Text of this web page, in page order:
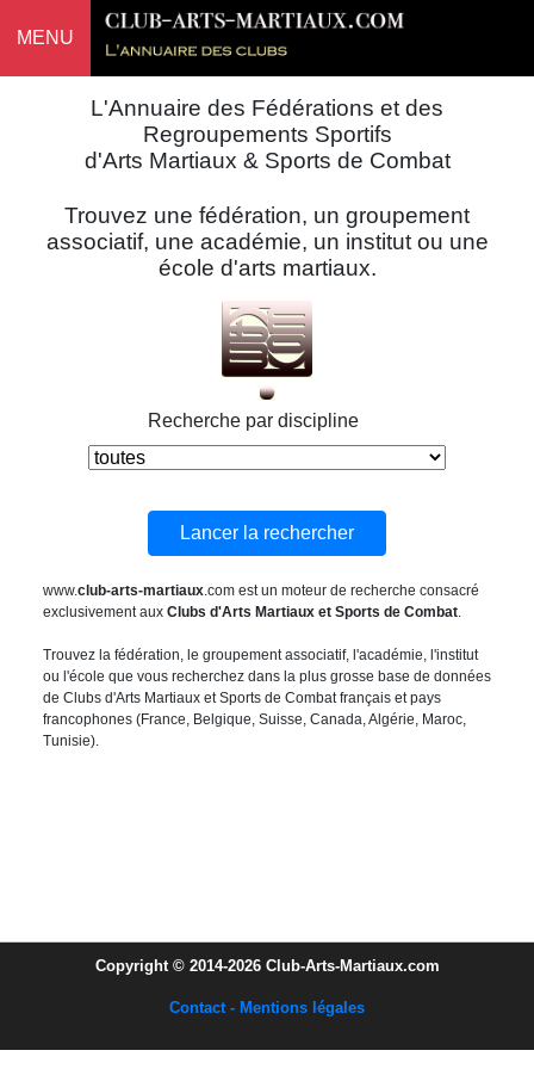
MENU
L'Annuaire des Fédérations et des
Regroupements Sportifs
d'Arts Martiaux & Sports de Combat
Trouvez une fédération, un groupement
associatif, une académie, un institut ou une
école d'arts martiaux.
Recherche par discipline
www.club-arts-martiaux.com est un moteur de recherche consacré
exclusivement aux Clubs d'Arts Martiaux et Sports de Combat.
Trouvez la fédération, le groupement associatif, l'académie, l'institut
ou l'école que vous recherchez dans la plus grosse base de données
de Clubs d'Arts Martiaux et Sports de Combat français et pays
francophones (France, Belgique, Suisse, Canada, Algérie, Maroc,
Tunisie).
Copyright © 2014-2026 Club-Arts-Martiaux.com
Contact - Mentions légales